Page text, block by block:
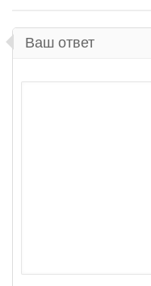
Ваш ответ